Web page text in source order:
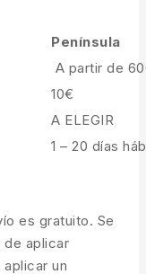
Península
A partir de
10€
A ELEGIR
1 – 20 días
es gratuito. Se
de aplicar
un